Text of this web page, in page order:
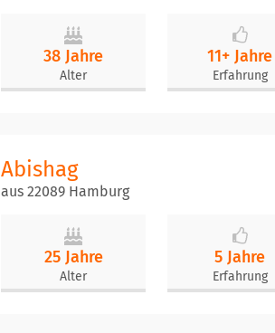
38 Jahre
Alter
11+ Jahre
Erfahrung
Abishag
aus 22089 Hamburg
25 Jahre
Alter
5 Jahre
Erfahrung